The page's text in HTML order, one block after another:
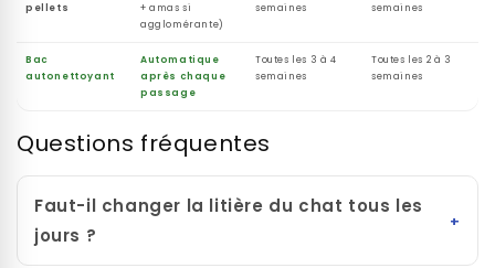
pellets
+ amas si
agglomérante)
semaines
semaines
Bac
autonettoyant
Automatique
après chaque
passage
Toutes les 3 à 4
semaines
Toutes les 2 à 3
semaines
Questions fréquentes
Faut-il changer la litière du chat tous les
jours ?